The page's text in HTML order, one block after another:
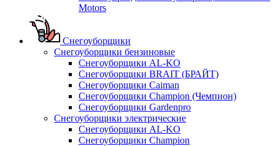
Motors
Снегоуборщики
Снегоуборщики бензиновые
Снегоуборщики AL-KO
Снегоуборщики BRAIT (БРАЙТ)
Снегоуборщики Caiman
Снегоуборщики Champion (Чемпион)
Снегоуборщики Gardenpro
Снегоуборщики электрические
Снегоуборщики AL-KO
Снегоуборщики Champion